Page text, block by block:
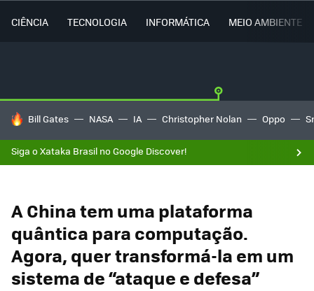
CIÊNCIA TECNOLOGIA INFORMÁTICA MEIO AMBIENTE
TENDÊNCIAS DO DIA
Bill Gates NASA IA Christopher Nolan Oppo
Siga o Xataka Brasil no Google Discover!
A China tem uma plataforma
quântica para computação.
Agora, quer transformá-la em um
sistema de “ataque e defesa”